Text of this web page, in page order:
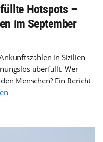
Hotspots –
im September
in Sizilien.
überfüllt. Wer
Menschen? Ein Bericht